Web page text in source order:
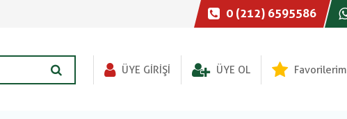
0 (212) 6595586
ÜYE GIRIŞI ÜYE OL Favorilerim